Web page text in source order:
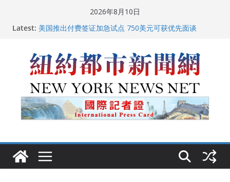
2026年8月10日
Latest: 美国推出付费签证加急试点 750美元可获优先面谈
人！
FBI联合纽约警方突袭多名警界高层住所 涉纽约警察局腐
败刑事调查
中国驻美国大使谢锋邀请美国老教师罗纳德·萨科尔斯基
再次访华